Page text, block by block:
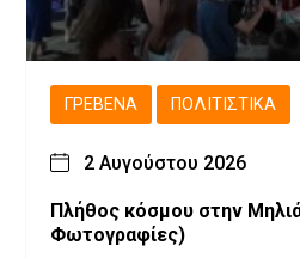
ΓΡΕΒΕΝΆ ΠΟΛΙΤΙΣΤΙΚΆ
2 Αυγούστου 2026
Πλήθος κόσμου στην
Φωτογραφίες)